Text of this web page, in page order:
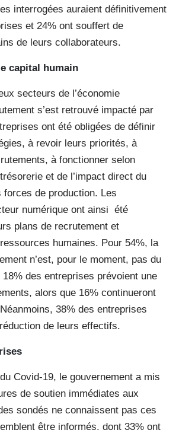
interrogées auraient définitivement
et 24% ont souffert de
de leurs collaborateurs.
capital humain
secteurs de l’économie
s’est retrouvé impacté par
ont été obligées de définir
à revoir leurs priorités, à
à fonctionner selon
et de l’impact direct du
forces de production. Les
numérique ont ainsi été
plans de recrutement et
ressources humaines. Pour 54%, la
n’est, pour le moment, pas du
des entreprises prévoient une
alors que 16% continueront
38% des entreprises
de leurs effectifs.
Covid-19, le gouvernement a mis
de soutien immédiates aux
sondés ne connaissent pas ces
être informés, dont 33% ont